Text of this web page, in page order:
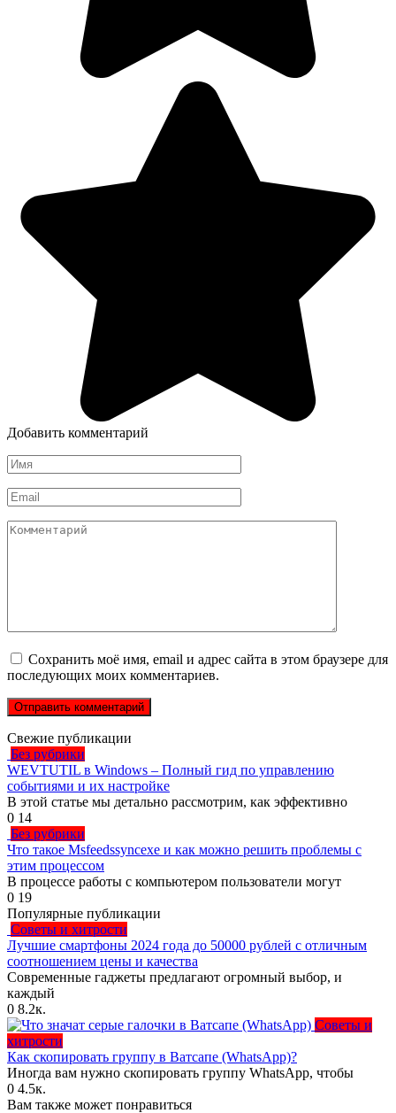
Добавить комментарий
Имя
*
Email
*
Комментарий
Сохранить моё имя, email и адрес сайта в этом браузере для
последующих моих комментариев.
Свежие публикации
Без рубрики
WEVTUTIL в Windows – Полный гид по управлению
событиями и их настройке
В этой статье мы детально рассмотрим, как эффективно
0 14
Без рубрики
Что такое Msfeedssyncexe и как можно решить проблемы с
этим процессом
В процессе работы с компьютером пользователи могут
0 19
Популярные публикации
Советы и хитрости
Лучшие смартфоны 2024 года до 50000 рублей с отличным
соотношением цены и качества
Современные гаджеты предлагают огромный выбор, и
каждый
0 8.2к.
Советы и
хитрости
Как скопировать группу в Ватсапе (WhatsApp)?
Иногда вам нужно скопировать группу WhatsApp, чтобы
0 4.5к.
Вам также может понравиться